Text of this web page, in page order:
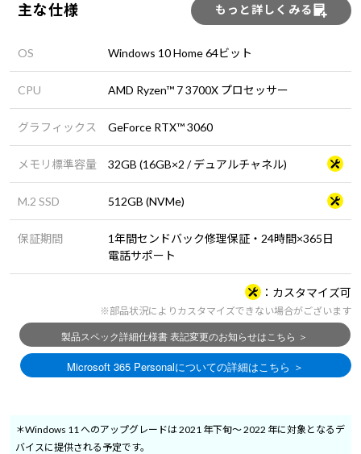
主な仕様 もっと詳しくみる
OS Windows 10 Home 64ビット
CPU AMD Ryzen™ 7 3700X プロセッサー
グラフィックス GeForce RTX™ 3060
メモリ標準容量 32GB (16GB×2 / デュアルチャネル)
M.2 SSD 512GB (NVMe)
保証期間
1年間センドバック修理保証・24時間×365日
電話サポート
カスタマイズ可
※部品状況によりカスタマイズできない場合がございます
＊Windows 11 へのアップグレードは 2021 年下旬～ 2022 年に対象となるデ
バイスに提供される予定です。